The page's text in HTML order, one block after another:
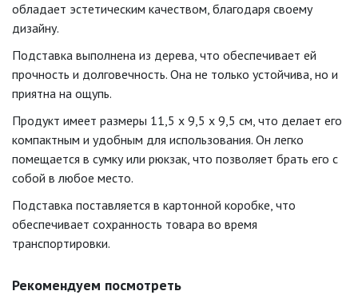
обладает эстетическим качеством, благодаря своему
дизайну.
Подставка выполнена из дерева, что обеспечивает ей
прочность и долговечность. Она не только устойчива, но и
приятна на ощупь.
Продукт имеет размеры 11,5 х 9,5 х 9,5 см, что делает его
компактным и удобным для использования. Он легко
помещается в сумку или рюкзак, что позволяет брать его с
собой в любое место.
Подставка поставляется в картонной коробке, что
обеспечивает сохранность товара во время
транспортировки.
Рекомендуем посмотреть